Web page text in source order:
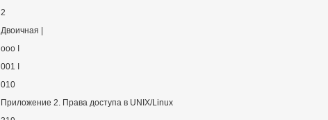
2
Двоичная |
ооо I
001 I
010
Приложение 2. Права доступа в UNIX/Linux